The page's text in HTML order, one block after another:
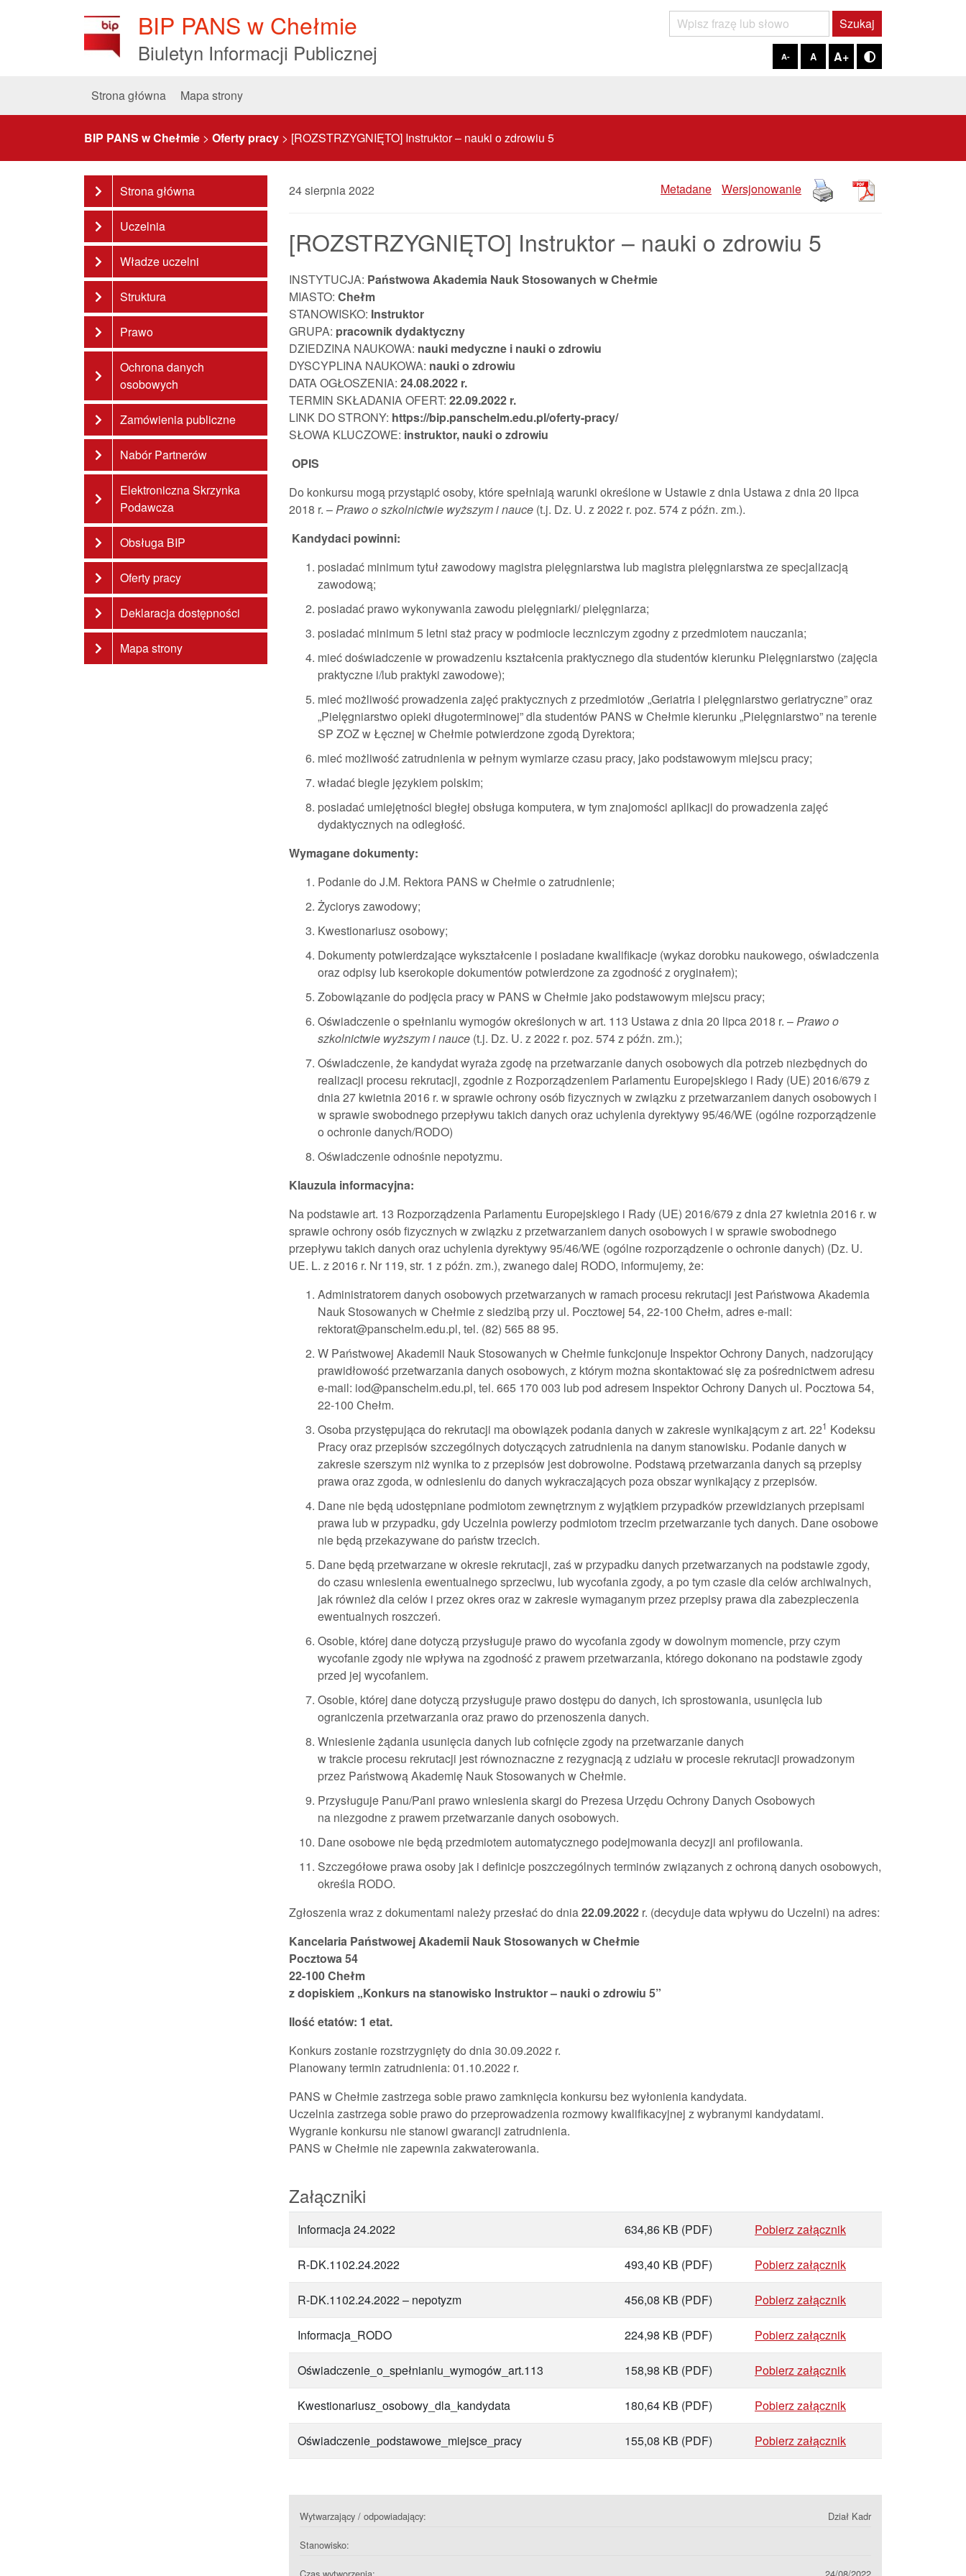
BIP PANS w Chełmie
Biuletyn Informacji Publicznej
Szukaj Szukaj
A- A A+
Tryb kontrastowy
Strona główna
Mapa strony
BIP PANS w Chełmie > Oferty pracy > [ROZSTRZYGNIĘTO] Instruktor – nauki o zdrowiu 5
Strona główna
Uczelnia
Władze uczelni
Struktura
Prawo
Ochrona danych
osobowych
Zamówienia publiczne
Nabór Partnerów
Elektroniczna Skrzynka
Podawcza
Obsługa BIP
Oferty pracy
Deklaracja dostępności
Mapa strony
24 sierpnia 2022 Metadane Wersjonowanie
[ROZSTRZYGNIĘTO] Instruktor – nauki o zdrowiu 5
INSTYTUCJA: Państwowa Akademia Nauk Stosowanych w Chełmie
MIASTO: Chełm
STANOWISKO: Instruktor
GRUPA: pracownikdydaktyczny
DZIEDZINA NAUKOWA: nauki medyczne i nauki o zdrowiu
DYSCYPLINA NAUKOWA: nauki o zdrowiu
DATA OGŁOSZENIA: 24.08.2022 r.
TERMIN SKŁADANIA OFERT: 22.09.2022 r.
LINK DO STRONY: https://bip.panschelm.edu.pl/oferty-pracy/
SŁOWA KLUCZOWE: instruktor, nauki o zdrowiu
OPIS
Do konkursu mogą przystąpić osoby, które spełniają warunki określone w Ustawie z dnia Ustawa z dnia 20 lipca
2018 r. –Prawo o szkolnictwie wyższym i nauce (t.j. Dz. U. z 2022 r. poz. 574 z późn. zm.).
Kandydaci powinni:
posiadać minimum tytuł zawodowy magistra pielęgniarstwa lub magistra pielęgniarstwa ze specjalizacją
zawodową;
posiadać prawo wykonywania zawodu pielęgniarki/ pielęgniarza;
posiadać minimum 5 letni staż pracy w podmiocie leczniczym zgodny z przedmiotem nauczania;
mieć doświadczenie w prowadzeniu kształcenia praktycznego dla studentów kierunku Pielęgniarstwo (zajęcia
praktyczne i/lub praktyki zawodowe);
mieć możliwość prowadzenia zajęć praktycznych z przedmiotów „Geriatria i pielęgniarstwo geriatryczne” oraz
„Pielęgniarstwo opieki długoterminowej” dla studentów PANS w Chełmie kierunku „Pielęgniarstwo” na terenie
SP ZOZ w Łęcznej w Chełmie potwierdzone zgodą Dyrektora;
mieć możliwość zatrudnienia w pełnym wymiarze czasu pracy, jako podstawowym miejscu pracy;
władać biegle językiem polskim;
posiadać umiejętności biegłej obsługa komputera, w tym znajomości aplikacji do prowadzenia zajęć
dydaktycznych na odległość.
Wymagane dokumenty:
Podanie do J.M. Rektora PANS w Chełmie o zatrudnienie;
Życiorys zawodowy;
Kwestionariusz osobowy;
Dokumenty potwierdzające wykształcenie i posiadane kwalifikacje (wykaz dorobku naukowego, oświadczenia
oraz odpisy lub kserokopie dokumentów potwierdzone za zgodność z oryginałem);
Zobowiązanie do podjęcia pracy w PANS w Chełmie jako podstawowym miejscu pracy;
Oświadczenie o spełnianiu wymogów określonych w art. 113 Ustawa z dnia 20 lipca 2018 r. –Prawo o
szkolnictwie wyższym i nauce (t.j. Dz. U. z 2022 r. poz. 574 z późn. zm.);
Oświadczenie, że kandydat wyraża zgodę na przetwarzanie danych osobowych dla potrzeb niezbędnych do
realizacji procesu rekrutacji, zgodnie z Rozporządzeniem Parlamentu Europejskiego i Rady (UE) 2016/679 z
dnia 27 kwietnia 2016 r. w sprawie ochrony osób fizycznych w związku z przetwarzaniem danych osobowych i
w sprawie swobodnego przepływu takich danych oraz uchylenia dyrektywy 95/46/WE (ogólne rozporządzenie
o ochronie danych/RODO)
Oświadczenie odnośnie nepotyzmu.
Klauzula informacyjna:
Na podstawie art. 13 Rozporządzenia Parlamentu Europejskiego i Rady (UE) 2016/679 z dnia 27 kwietnia 2016 r. w
sprawie ochrony osób fizycznych w związku z przetwarzaniem danych osobowych i w sprawie swobodnego
przepływu takich danych oraz uchylenia dyrektywy 95/46/WE (ogólne rozporządzenie o ochronie danych) (Dz. U.
UE. L. z 2016 r. Nr 119, str. 1 z późn. zm.), zwanego dalej RODO, informujemy, że:
Administratorem danych osobowych przetwarzanych w ramach procesu rekrutacji jest Państwowa Akademia
Nauk Stosowanych w Chełmie z siedzibą przy ul. Pocztowej 54, 22-100 Chełm, adres e-mail:
rektorat@panschelm.edu.pl, tel. (82) 565 88 95.
W Państwowej Akademii Nauk Stosowanych w Chełmie funkcjonuje Inspektor Ochrony Danych, nadzorujący
prawidłowość przetwarzania danych osobowych, z którym można skontaktować się za pośrednictwem adresu
e-mail: iod@panschelm.edu.pl, tel. 665 170 003 lub pod adresem Inspektor Ochrony Danych ul. Pocztowa 54,
22-100 Chełm.
Osoba przystępująca do rekrutacji ma obowiązek podania danych w zakresie wynikającym z art. 221 Kodeksu
Pracy oraz przepisów szczególnych dotyczących zatrudnienia na danym stanowisku. Podanie danych w
zakresie szerszym niż wynika to z przepisów jest dobrowolne. Podstawą przetwarzania danych są przepisy
prawa oraz zgoda, w odniesieniu do danych wykraczających poza obszar wynikający z przepisów.
Dane nie będą udostępniane podmiotom zewnętrznym z wyjątkiem przypadków przewidzianych przepisami
prawa lub w przypadku, gdy Uczelnia powierzy podmiotom trzecim przetwarzanie tych danych. Dane osobowe
nie będą przekazywane do państw trzecich.
Dane będą przetwarzane w okresie rekrutacji, zaś w przypadku danych przetwarzanych na podstawie zgody,
do czasu wniesienia ewentualnego sprzeciwu, lub wycofania zgody, a po tym czasie dla celów archiwalnych,
jak również dla celów i przez okres oraz w zakresie wymaganym przez przepisy prawa dla zabezpieczenia
ewentualnych roszczeń.
Osobie, której dane dotyczą przysługuje prawo do wycofania zgody w dowolnym momencie, przy czym
wycofanie zgody nie wpływa na zgodność z prawem przetwarzania, którego dokonano na podstawie zgody
przed jej wycofaniem.
Osobie, której dane dotyczą przysługuje prawo dostępu do danych, ich sprostowania, usunięcia lub
ograniczenia przetwarzania oraz prawo do przenoszenia danych.
Wniesienie żądania usunięcia danych lub cofnięcie zgody na przetwarzanie danych
w trakcie procesu rekrutacji jest równoznaczne z rezygnacją z udziału w procesie rekrutacji prowadzonym
przez Państwową Akademię Nauk Stosowanych w Chełmie.
Przysługuje Panu/Pani prawo wniesienia skargi do Prezesa Urzędu Ochrony Danych Osobowych
na niezgodne z prawem przetwarzanie danych osobowych.
Dane osobowe nie będą przedmiotem automatycznego podejmowania decyzji ani profilowania.
Szczegółowe prawa osoby jak i definicje poszczególnych terminów związanych z ochroną danych osobowych,
określa RODO.
Zgłoszenia wraz z dokumentami należy przesłać do dnia22.09.2022 r. (decyduje data wpływu do Uczelni) na adres:
Kancelaria Państwowej Akademii Nauk Stosowanych w Chełmie
Pocztowa 54
22-100 Chełm
z dopiskiem „Konkurs na stanowisko Instruktor – nauki o zdrowiu 5”
Ilość etatów: 1 etat.
Konkurs zostanie rozstrzygnięty do dnia 30.09.2022 r.
Planowany termin zatrudnienia: 01.10.2022 r.
PANS w Chełmie zastrzega sobie prawo zamknięcia konkursu bez wyłonienia kandydata.
Uczelnia zastrzega sobie prawo do przeprowadzenia rozmowy kwalifikacyjnej z wybranymi kandydatami.
Wygranie konkursu nie stanowi gwarancji zatrudnienia.
PANS w Chełmie nie zapewnia zakwaterowania.
Załączniki
Informacja 24.2022 634,86 KB (PDF) Pobierz załącznik
R-DK.1102.24.2022 493,40 KB (PDF) Pobierz załącznik
R-DK.1102.24.2022 – nepotyzm 456,08 KB (PDF) Pobierz załącznik
Informacja_RODO 224,98 KB (PDF) Pobierz załącznik
Oświadczenie_o_spełnianiu_wymogów_art.113 158,98 KB (PDF) Pobierz załącznik
Kwestionariusz_osobowy_dla_kandydata 180,64 KB (PDF) Pobierz załącznik
Oświadczenie_podstawowe_miejsce_pracy 155,08 KB (PDF) Pobierz załącznik
Wytwarzający / odpowiadający: Dział Kadr
Stanowisko: